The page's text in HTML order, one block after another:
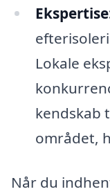
Lokale
kendskab
området,
Når du